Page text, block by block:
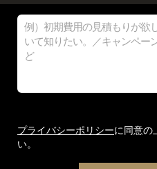
プライバシーポリシーに同意の
い。